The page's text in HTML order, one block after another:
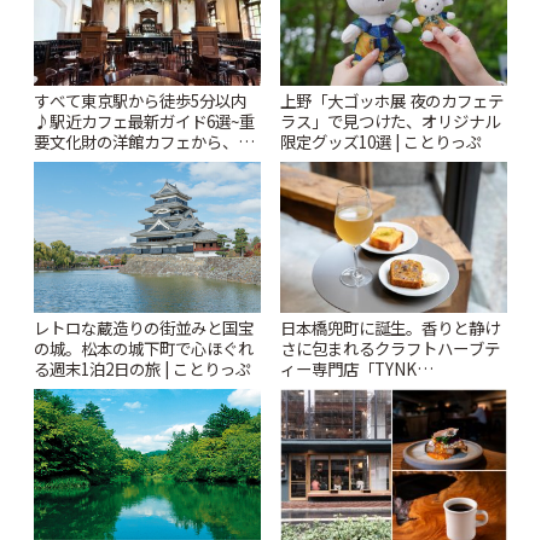
すべて東京駅から徒歩5分以内
♪駅近カフェ最新ガイド6選~重
要文化財の洋館カフェから、改
札すぐのレトロ喫茶まで~ | こと
上野「大ゴッホ展 夜のカフェテ
ラス」で見つけた、オリジナル
限定グッズ10選 | ことりっぷ
レトロな蔵造りの街並みと国宝
の城。松本の城下町で心ほぐれ
る週末1泊2日の旅 | ことりっぷ
日本橋兜町に誕生。香りと静け
さに包まれるクラフトハーブテ
ィー専門店「TYNK
Kabutocho」 | ことりっぷ